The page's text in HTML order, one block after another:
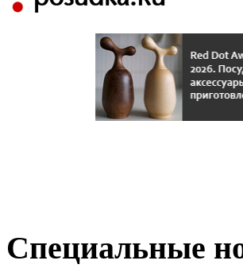
Специальные